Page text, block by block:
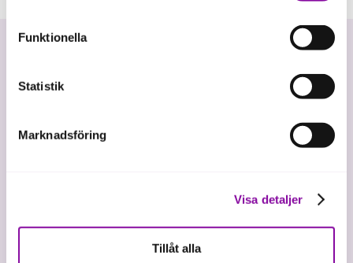
eller delning av information enligt ovan, inte att ske,
förutom för kakor som är nödvändiga för att hemsidan
ska fungera se mer under inställningar.
Funktionella
Statistik
Marknadsföring
Visa detaljer
Tillåt alla
Våra tjänster